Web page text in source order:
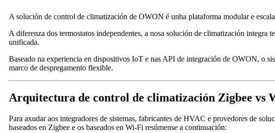
A solución de control de climatización de OWON é unha plataforma modular e
A diferenza dos termostatos independentes, a nosa solución de climatización integra
unificada.
Baseado na experiencia en dispositivos IoT e nas API de integración de OWON, o
marco de despregamento flexible.
Arquitectura de control de climatización Zigbee vs
Para axudar aos integradores de sistemas, fabricantes de HVAC e provedores de
baseados en Zigbee e os baseados en Wi-Fi resúmense a continuación: